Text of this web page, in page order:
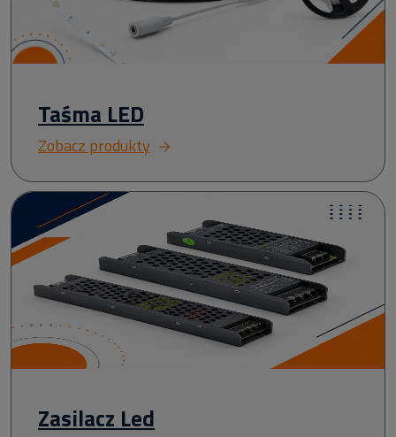
Taśma LED
Zobacz produkty
Zasilacz Led